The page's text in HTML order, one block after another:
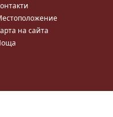
на сайта